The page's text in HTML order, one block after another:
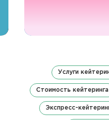
Услуги
Стоимость кейтеринга
Экспресс-